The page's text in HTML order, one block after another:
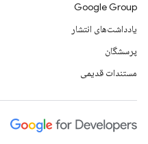
Google Group
یادداشت‌های انتشار
پرسشگان
مستندات قدیمی